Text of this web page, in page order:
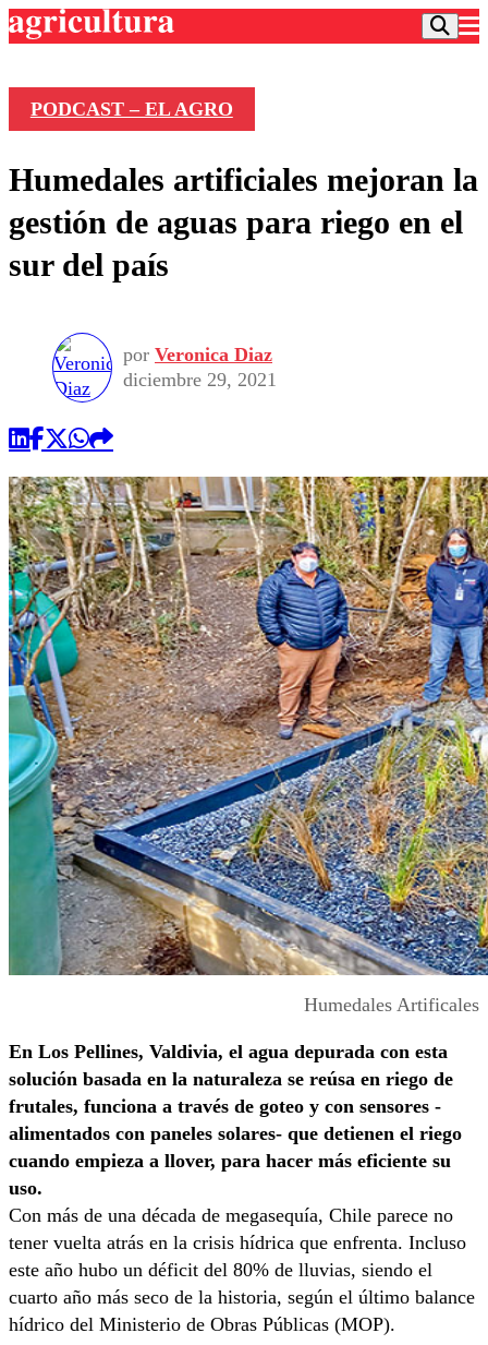
Frecuencias
Agricultura TV
Deportes
Colo Colo
Seleccion Chilena
Torneo Internacional
Entretención
Economía
Internacional
Publicaciones en medios
Opinión
PODCAST – EL AGRO
Humedales artificiales mejoran la
gestión de aguas para riego en el
sur del país
por Veronica Diaz
diciembre 29, 2021
Humedales Artificales
En Los Pellines, Valdivia, el agua depurada con esta
solución basada en la naturaleza se reúsa en riego de
frutales, funciona a través de goteo y con sensores -
alimentados con paneles solares- que detienen el riego
cuando empieza a llover, para hacer más eficiente su
uso.
Con más de una década de megasequía, Chile parece no
tener vuelta atrás en la crisis hídrica que enfrenta. Incluso
este año hubo un déficit del 80% de lluvias, siendo el
cuarto año más seco de la historia, según el último balance
hídrico del Ministerio de Obras Públicas (MOP).